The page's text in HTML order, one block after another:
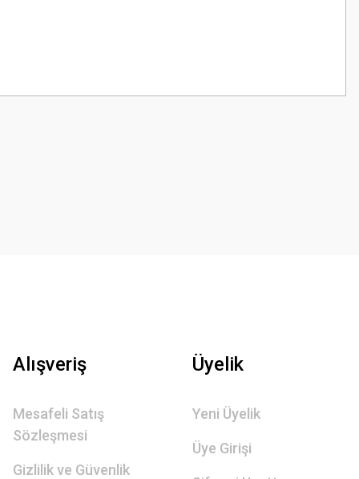
Alışveriş
Mesafeli Satış
Sözleşmesi
Gizlilik ve Güvenlik
Üyelik
Yeni Üyelik
Üye Girişi